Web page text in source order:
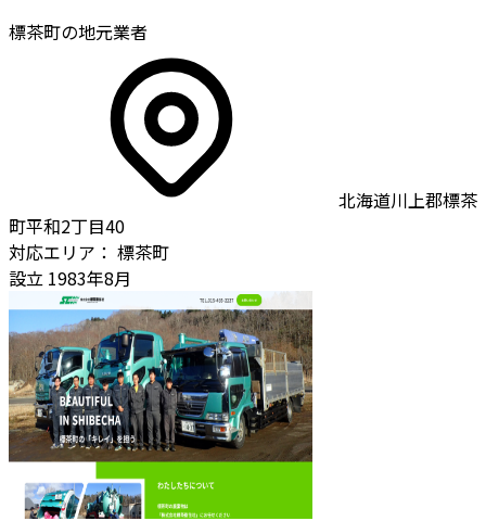
標茶町の地元業者
北海道川上郡標茶
町平和2丁目40
対応エリア： 標茶町
設立 1983年8月